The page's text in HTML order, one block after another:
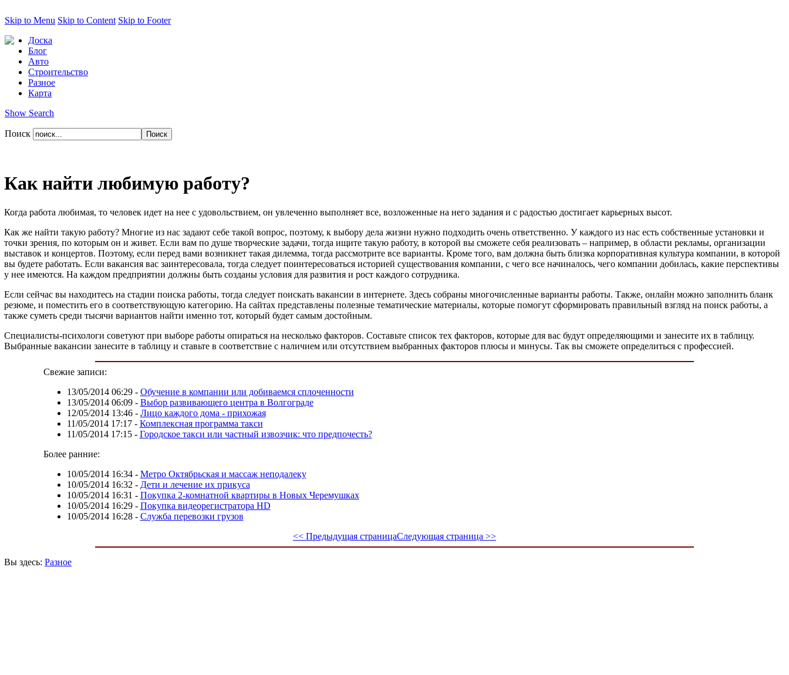
Skip to Menu Skip to Content Skip to Footer
Доска
Блог
Авто
Строительство
Разное
Карта
Show Search
Поиск
Как найти любимую работу?
Когда работа любимая, то человек идет на нее с удовольствием, он увлеченно выполняет все, возложенные на него задания и с радостью достигает карьерных высот.
Как же найти такую работу? Многие из нас задают себе такой вопрос, поэтому, к выбору дела жизни нужно подходить очень ответственно. У каждого из нас есть собственные установки и
точки зрения, по которым он и живет. Если вам по душе творческие задачи, тогда ищите такую работу, в которой вы сможете себя реализовать – например, в области рекламы, организации
выставок и концертов. Поэтому, если перед вами возникнет такая дилемма, тогда рассмотрите все варианты. Кроме того, вам должна быть близка корпоративная культура компании, в которой
вы будете работать. Если вакансия вас заинтересовала, тогда следует поинтересоваться историей существования компании, с чего все начиналось, чего компании добилась, какие перспективы
у нее имеются. На каждом предприятии должны быть созданы условия для развития и рост каждого сотрудника.
Если сейчас вы находитесь на стадии поиска работы, тогда следует поискать вакансии в интернете. Здесь собраны многочисленные варианты работы. Также, онлайн можно заполнить бланк
резюме, и поместить его в соответствующую категорию. На сайтах представлены полезные тематические материалы, которые помогут сформировать правильный взгляд на поиск работы, а
также суметь среди тысячи вариантов найти именно тот, который будет самым достойным.
Специалисты-психологи советуют при выборе работы опираться на несколько факторов. Составьте список тех факторов, которые для вас будут определяющими и занесите их в таблицу.
Выбранные вакансии занесите в таблицу и ставьте в соответствие с наличием или отсутствием выбранных факторов плюсы и минусы. Так вы сможете определиться с профессией.
Свежие записи:
13/05/2014 06:29- Обучение в компании или добиваемся сплоченности
13/05/2014 06:09- Выбор развивающего центра в Волгограде
12/05/2014 13:46- Лицо каждого дома - прихожая
11/05/2014 17:17- Комплексная программа такси
11/05/2014 17:15- Городское такси или частный извозчик: что предпочесть?
Более ранние:
10/05/2014 16:34- Метро Октябрьская и массаж неподалеку
10/05/2014 16:32 - Дети и лечение их прикуса
10/05/2014 16:31 - Покупка 2-комнатной квартиры в Новых Черемушках
10/05/2014 16:29- Покупка видеорегистратора HD
10/05/2014 16:28- Служба перевозки грузов
<< Предыдущая страницаСледующая страница >>
Вы здесь: Разное